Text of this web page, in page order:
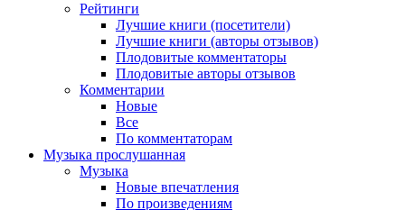
Рейтинги
Лучшие книги (посетители)
Лучшие книги (авторы отзывов)
Плодовитые комментаторы
Плодовитые авторы отзывов
Комментарии
Новые
Все
По комментаторам
Музыка прослушанная
Музыка
Новые впечатления
По произведениям